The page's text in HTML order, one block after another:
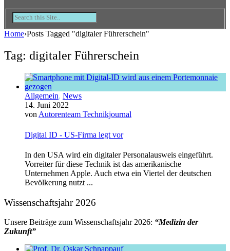
Home›Posts Tagged "digitaler Führerschein"
Tag: digitaler Führerschein
Allgemein, News
14. Juni 2022
von Autorenteam Technikjournal
Digital ID - US-Firma legt vor
In den USA wird ein digitaler Personalausweis eingeführt.
Vorreiter für diese Technik ist das amerikanische
Unternehmen Apple. Auch etwa ein Viertel der deutschen
Bevölkerung nutzt ...
Wissenschaftsjahr 2026
Unsere Beiträge zum Wissenschaftsjahr 2026: “Medizin der
Zukunft”